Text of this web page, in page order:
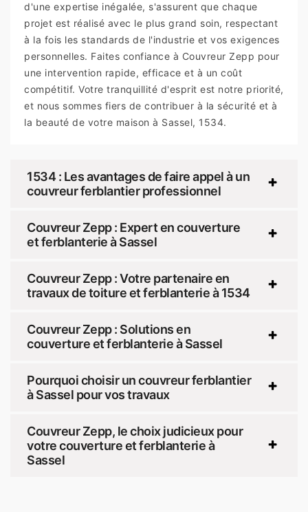
d'une expertise inégalée, s'assurent que chaque
projet est réalisé avec le plus grand soin, respectant
à la fois les standards de l'industrie et vos exigences
personnelles. Faites confiance à Couvreur Zepp pour
une intervention rapide, efficace et à un coût
compétitif. Votre tranquillité d'esprit est notre priorité,
et nous sommes fiers de contribuer à la sécurité et à
la beauté de votre maison à Sassel, 1534.
1534 : Les avantages de faire appel à un
couvreur ferblantier professionnel
Couvreur Zepp : Expert en couverture
et ferblanterie à Sassel
Couvreur Zepp : Votre partenaire en
travaux de toiture et ferblanterie à 1534
Couvreur Zepp : Solutions en
couverture et ferblanterie à Sassel
Pourquoi choisir un couvreur ferblantier
à Sassel pour vos travaux
Couvreur Zepp, le choix judicieux pour
votre couverture et ferblanterie à
Sassel